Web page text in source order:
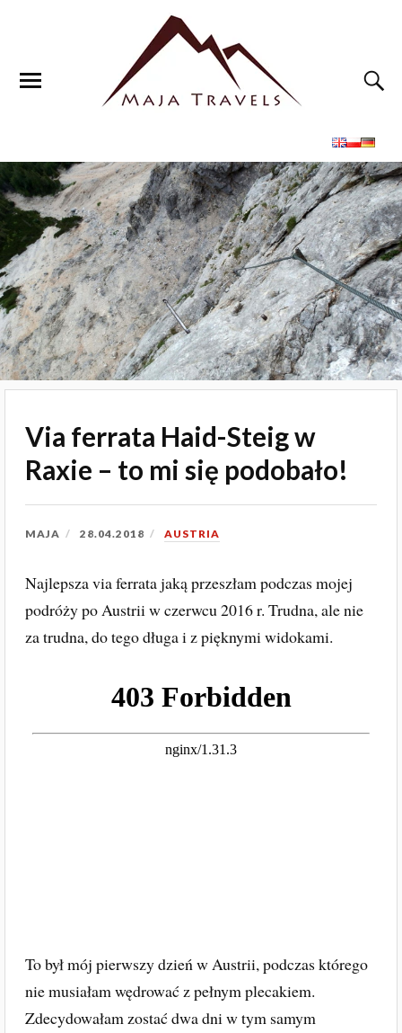
Via ferrata Haid-Steig w
Raxie – to mi się podobało!
MAJA 28.04.2018 AUSTRIA
Najlepsza via ferrata jaką przeszłam podczas mojej
podróży po Austrii w czerwcu 2016 r. Trudna, ale nie
za trudna, do tego długa i z pięknymi widokami.
To był mój pierwszy dzień w Austrii, podczas którego
nie musiałam wędrować z pełnym plecakiem.
Zdecydowałam zostać dwa dni w tym samym